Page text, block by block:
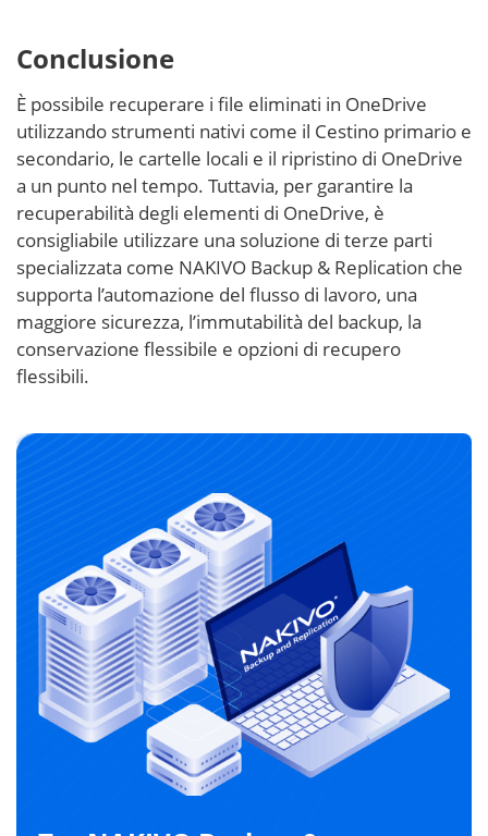
Conclusione
È possibile recuperare i file eliminati in OneDrive
utilizzando strumenti nativi come il Cestino primario e
secondario, le cartelle locali e il ripristino di OneDrive
a un punto nel tempo. Tuttavia, per garantire la
recuperabilità degli elementi di OneDrive, è
consigliabile utilizzare una soluzione di terze parti
specializzata come NAKIVO Backup & Replication che
supporta l’automazione del flusso di lavoro, una
maggiore sicurezza, l’immutabilità del backup, la
conservazione flessibile e opzioni di recupero
flessibili.